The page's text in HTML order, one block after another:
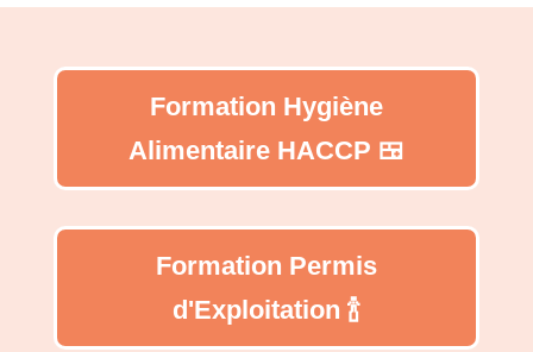
Formation Hygiène
Alimentaire HACCP 🍱
Formation Permis
d'Exploitation 🍾